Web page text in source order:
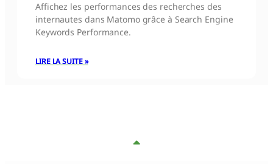
Affichez les performances des recherches des
internautes dans Matomo grâce à Search Engine
Keywords Performance.
LIRE LA SUITE »